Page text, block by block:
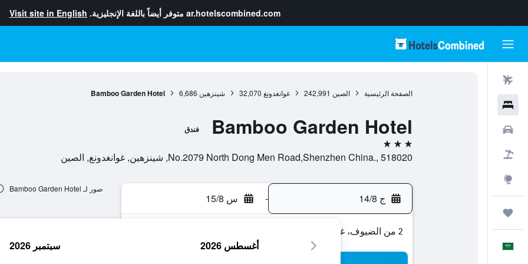
ar.hotelscombined.com متوفر أيضاً باللغة الإنجليزية. Visit site in English
الصفحة الرئيسية الصين 242,991 غوانغدونغ 32,070 شينزهين 6,686
Bamboo Garden Hotel
Bamboo Garden Hotel فندق
3 نجوم
No.2079 North Dong Men Road,Shenzhen China., 518020, شينزهين, غوانغدونغ, الصين
ج 14/8 - س 15/8
2 من الضيوف، غرفة واحدة
صور لـ Bamboo Garden Hotel
أغسطس 2026 سبتمبر 2026